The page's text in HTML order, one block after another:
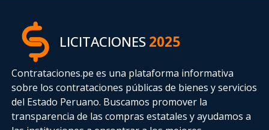
LICITACIONES2025
Contrataciones.pe es una plataforma informativa
sobre los contrataciones públicas de bienes y servicios
del Estado Peruano. Buscamos promover la
transparencia de las compras estatalesy ayudamos a